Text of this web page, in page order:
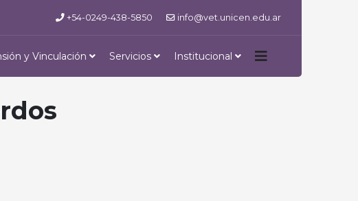
+54-0249-438-5850 info@vet.unicen.edu.ar
y Vinculación Servicios Institucional